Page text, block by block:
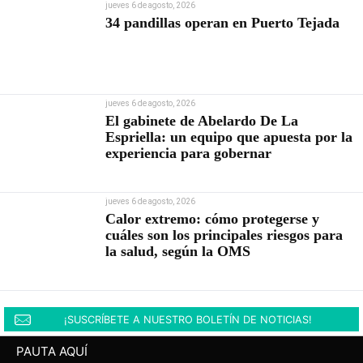
jueves 6 de agosto, 2026
34 pandillas operan en Puerto Tejada
jueves 6 de agosto, 2026
El gabinete de Abelardo De La
Espriella: un equipo que apuesta por la
experiencia para gobernar
jueves 6 de agosto, 2026
Calor extremo: cómo protegerse y
cuáles son los principales riesgos para
la salud, según la OMS
¡SUSCRÍBETE A NUESTRO BOLETÍN DE NOTICIAS!
PAUTA AQUÍ